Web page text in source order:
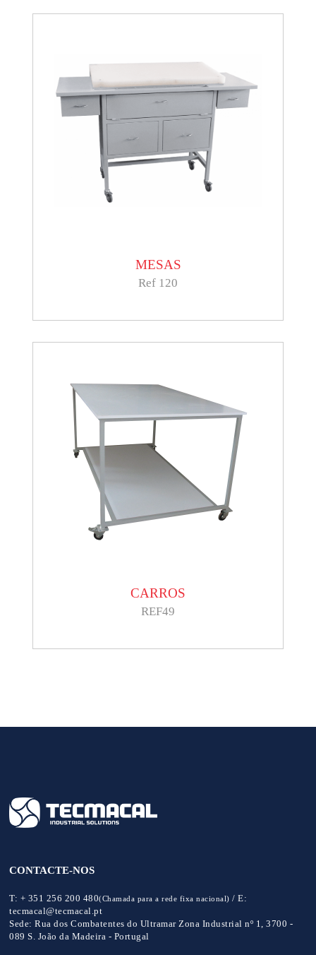
MESAS
Ref 120
CARROS
REF49
CONTACTE-NOS
T: + 351 256 200 480(Chamada para a rede fixa nacional) /E:
tecmacal@tecmacal.pt
Sede: Rua dos Combatentes do Ultramar Zona Industrial nº 1, 3700 -
089 S. João da Madeira - Portugal